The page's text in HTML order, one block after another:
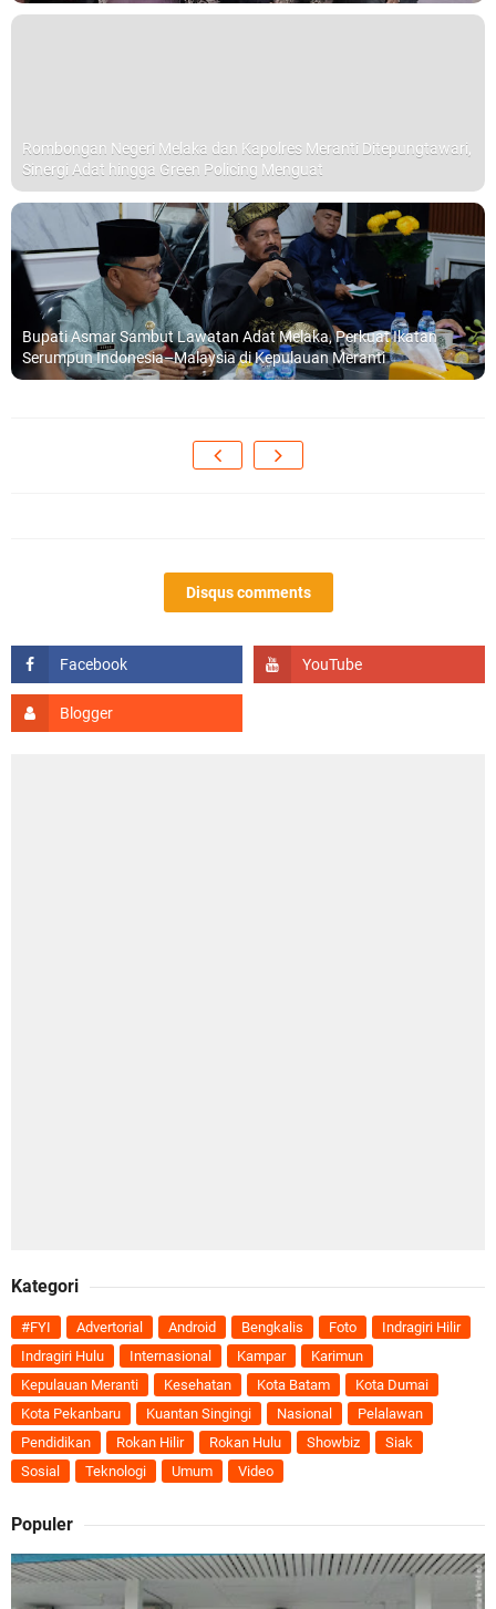
Rombongan Negeri Melaka dan Kapolres Meranti Ditepungtawari,
Sinergi Adat hingga Green Policing Menguat
Bupati Asmar Sambut Lawatan Adat Melaka, Perkuat Ikatan
Serumpun Indonesia–Malaysia di Kepulauan Meranti
Disqus comments
Kategori
#FYI Advertorial Android Bengkalis Foto
Indragiri Hilir
Indragiri Hulu
Internasional Kampar
Karimun
Kepulauan Meranti
Kesehatan Kota Batam
Kota Dumai
Kota Pekanbaru
Kuantan Singingi Nasional
Pelalawan
Pendidikan
Rokan Hilir Rokan Hulu Showbiz
Siak
Sosial
Teknologi Umum Video
Populer